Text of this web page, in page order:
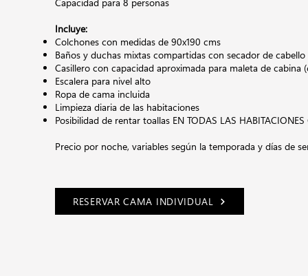
Incluye:
Colchones con medidas de 90x190 cms
Baños y duchas mixtas compartidas con secador de cabello
Casillero con capacidad aproximada para maleta de cabina
Escalera para nivel alto
Ropa de cama incluida
Limpieza diaria de las habitaciones
Posibilidad de rentar toallas EN TODAS LAS HABITACIONES
Precio por noche, variables según la temporada y días de
RESERVAR CAMA INDIVIDUAL